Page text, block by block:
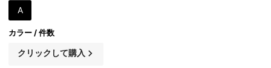
A
カラー / 件数
クリックして購入